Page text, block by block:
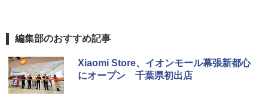
編集部のおすすめ記事
Xiaomi Store、イオンモール幕張新都心
にオープン 千葉県初出店